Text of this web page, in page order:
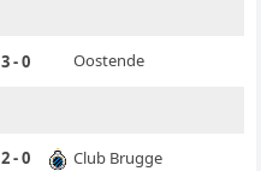
3 - 0 Oostende
2 - 0 Club Brugge